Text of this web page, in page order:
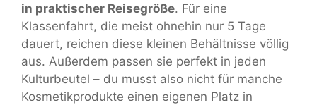
in praktischer Reisegröße. Für eine
Klassenfahrt, die meist ohnehin nur 5 Tage
dauert, reichen diese kleinen Behältnisse völlig
aus. Außerdem passen sie perfekt in jeden
Kulturbeutel – du musst also nicht für manche
Kosmetikprodukte einen eigenen Platz in